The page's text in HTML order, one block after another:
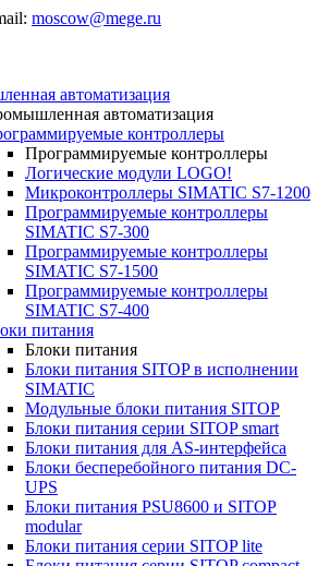
moscow@mege.ru
автоматизация
автоматизация
контроллеры
Программируемые контроллеры
Логические модули LOGO!
Микроконтроллеры SIMATIC S7-1200
Программируемые контроллеры
SIMATIC S7-300
Программируемые контроллеры
SIMATIC S7-1500
Программируемые контроллеры
SIMATIC S7-400
питания
Блоки питания
Блоки питания SITOP в исполнении
SIMATIC
Модульные блоки питания SITOP
Блоки питания серии SITOP smart
Блоки питания для AS-интерфейса
Блоки бесперебойного питания DC-
UPS
Блоки питания PSU8600 и SITOP
modular
Блоки питания серии SITOP lite